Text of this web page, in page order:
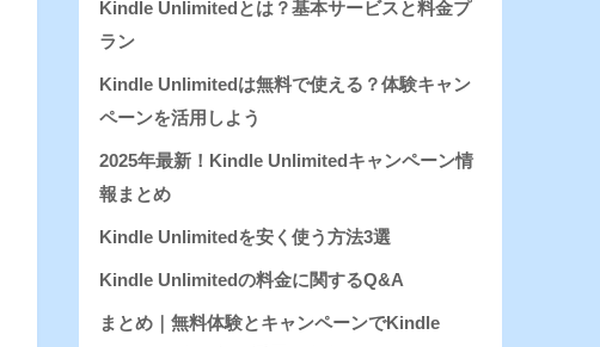
Kindle Unlimitedとは？基本サービスと料金プ
ラン
Kindle Unlimitedは無料で使える？体験キャン
ペーンを活用しよう
2025年最新！Kindle Unlimitedキャンペーン情
報まとめ
Kindle Unlimitedを安く使う方法3選
Kindle Unlimitedの料金に関するQ&A
まとめ｜無料体験とキャンペーンでKindle